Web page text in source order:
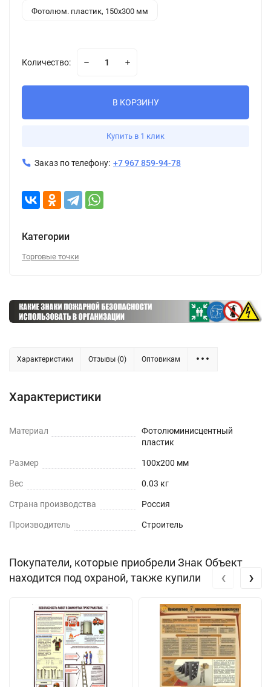
Фотолюм. пластик, 150x300 мм
Количество:
В КОРЗИНУ
Купить в 1 клик
Заказ по телефону: +7 967 859-94-78
Категории
Торговые точки
Характеристики Отзывы (0) Оптовикам
Характеристики
Материал
Фотолюминисцентный
пластик
Размер 100x200 мм
Вес 0.03 кг
Страна производства Россия
Производитель Строитель
Покупатели, которые приобрели Знак Объект
находится под охраной, также купили
‹ ›